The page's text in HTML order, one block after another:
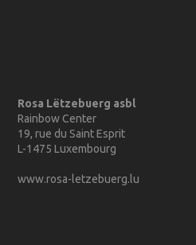
Rosa Lëtzebuerg asbl
Rainbow Center
19, rue du Saint Esprit
L-1475 Luxembourg
www.rosa-letzebuerg.lu